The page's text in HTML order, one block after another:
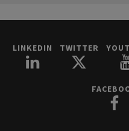
LINKEDIN TWITTER